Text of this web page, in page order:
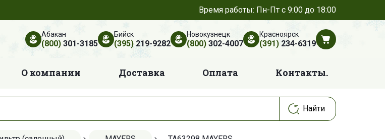
Время работы: Пн-Пт с 9:00 до 18:00
Абакан
(800)301-3185
Бийск
(395)219-9282
Новокузнецк
(800)302-4007
Красноярск
(391)234-6319
О компании Доставка Оплата Контакты.